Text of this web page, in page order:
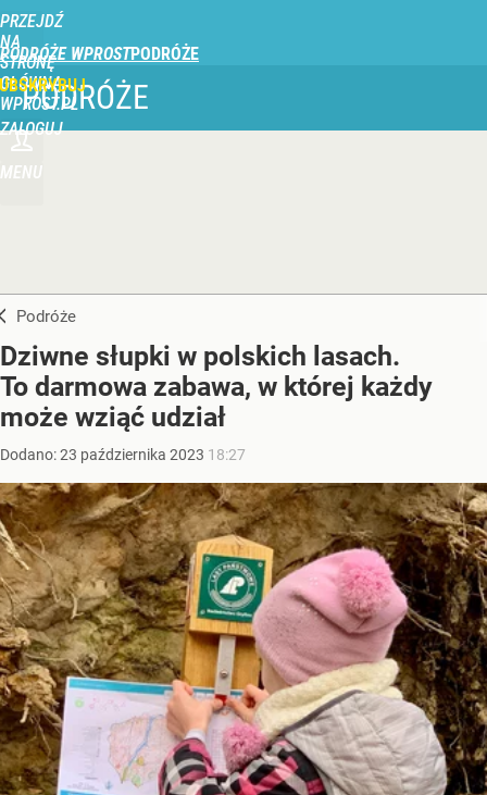
PRZEJDŹ
NA
STRONĘ
GŁÓWNĄ
WPROST.PL
PODRÓŻE WPROST
ZALOGUJ
MENU
PODRÓŻE
Podróże
Dziwne słupki w polskich lasach.
To darmowa zabawa, w której każdy
może wziąć udział
Dodano:23 października 2023 18:27